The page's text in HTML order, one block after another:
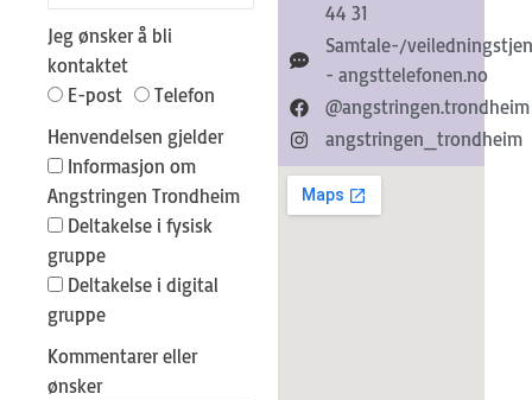
Jeg ønsker å bli
kontaktet
E-post
Telefon
Henvendelsen gjelder
Informasjon om
Angstringen Trondheim
Deltakelse i fysisk
gruppe
Deltakelse i digital
gruppe
Kommentarer eller
ønsker
44 31
Samtale-/
- angsttelefonen.no
@angstringen.trondheim
angstringen_trondheim